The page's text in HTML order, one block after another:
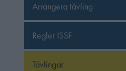
Arrangera tävling
Regler ISSF
Tävlingar